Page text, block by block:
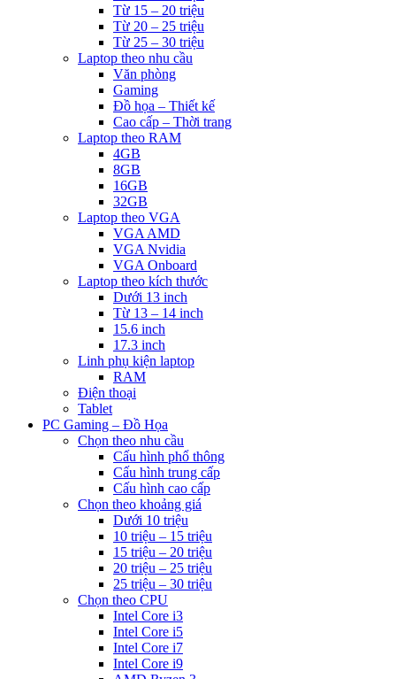
Từ 15 – 20 triệu
Từ 20 – 25 triệu
Từ 25 – 30 triệu
Laptop theo nhu cầu
Văn phòng
Gaming
Đồ họa – Thiết kế
Cao cấp – Thời trang
Laptop theo RAM
4GB
8GB
16GB
32GB
Laptop theo VGA
VGA AMD
VGA Nvidia
VGA Onboard
Laptop theo kích thước
Dưới 13 inch
Từ 13 – 14 inch
15.6 inch
17.3 inch
Linh phụ kiện laptop
RAM
Điện thoại
Tablet
PC Gaming – Đồ Họa
Chọn theo nhu cầu
Cấu hình phổ thông
Cấu hình trung cấp
Cấu hình cao cấp
Chọn theo khoảng giá
Dưới 10 triệu
10 triệu – 15 triệu
15 triệu – 20 triệu
20 triệu – 25 triệu
25 triệu – 30 triệu
Chọn theo CPU
Intel Core i3
Intel Core i5
Intel Core i7
Intel Core i9